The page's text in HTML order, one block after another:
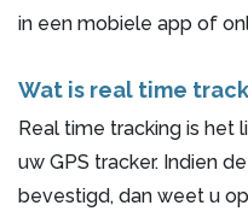
in een mobiele app of
Wat is real time
Real time tracking is het
uw GPS tracker. Indien
bevestigd, dan weet u